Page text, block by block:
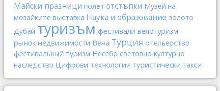
Майски празници полет отстъпки Музей на
мозайките выставка Наука и образование золото
Дубай туризъм фестивали велотуризм
рынок недвижимости Вена Турция отельерство
фестивальный туризм Несебр световно културно
наследство Цифрови технологии туристически такси